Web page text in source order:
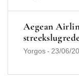
Aegean
Yorgos- 23/06/